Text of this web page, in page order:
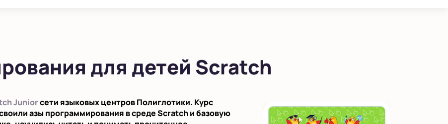
для детей Scratch
Juniorсети языковых центров Полиглотики. Курс
азы программирования в среде Scratch и базовую